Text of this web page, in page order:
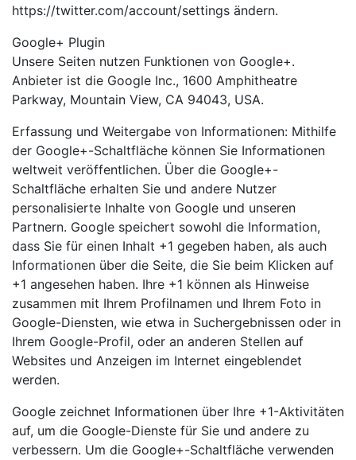
https://twitter.com/account/settings ändern.
Google+ Plugin
Unsere Seiten nutzen Funktionen von Google+.
Anbieter ist die Google Inc., 1600 Amphitheatre
Parkway, Mountain View, CA 94043, USA.
Erfassung und Weitergabe von Informationen: Mithilfe
der Google+-Schaltfläche können Sie Informationen
weltweit veröffentlichen. Über die Google+-
Schaltfläche erhalten Sie und andere Nutzer
personalisierte Inhalte von Google und unseren
Partnern. Google speichert sowohl die Information,
dass Sie für einen Inhalt +1 gegeben haben, als auch
Informationen über die Seite, die Sie beim Klicken auf
+1 angesehen haben. Ihre +1 können als Hinweise
zusammen mit Ihrem Profilnamen und Ihrem Foto in
Google-Diensten, wie etwa in Suchergebnissen oder in
Ihrem Google-Profil, oder an anderen Stellen auf
Websites und Anzeigen im Internet eingeblendet
werden.
Google zeichnet Informationen über Ihre +1-Aktivitäten
auf, um die Google-Dienste für Sie und andere zu
verbessern. Um die Google+-Schaltfläche verwenden